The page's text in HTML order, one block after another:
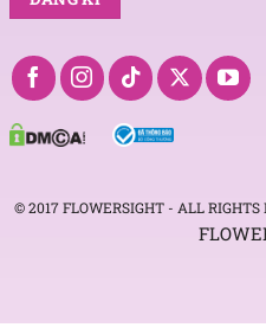
© 2017 FLOWERSIGHT - ALL